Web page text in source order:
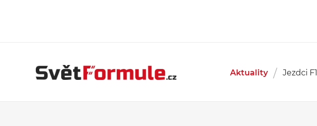
Aktuality Jezdci F1